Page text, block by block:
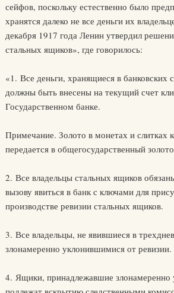
сейфов, поскольку естественно было
хранятся далеко не все деньги их
декабря 1917 года Ленин утвердил
стальных ящиков», где говорилось:
«1. Все деньги, хранящиеся в банковских
должны быть внесены на текущий счет
Государственном банке.
Примечание. Золото в монетах и слитках
передается в общегосударственный
2. Все владельцы стальных ящиков
вызову явиться в банк с ключами для
производстве ревизии стальных ящиков.
3. Все владельцы, не явившиеся в
злонамеренно уклонившимися от ревизии.
4. Ящики, принадлежавшие